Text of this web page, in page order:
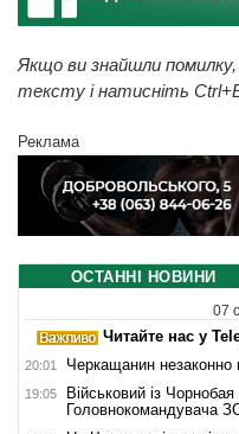
Якщо ви знайшли помилку,
тексту і натисніть
Реклама
ОСТАННІ НОВИНИ
07
Читайте нас у
20:01 Черкащанин незаконно
19:05
Військовий із
Головнокомандувача